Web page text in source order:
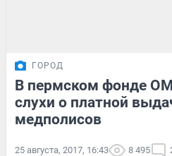
ГОРОД
В пермском фонде
слухи о платной
медполисов
25 августа, 2017, 16:43 8 495